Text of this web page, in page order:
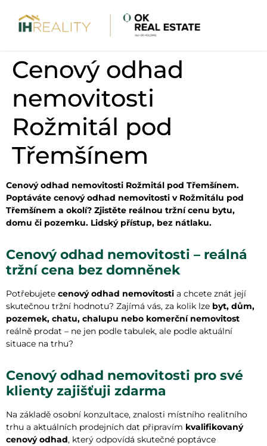
Cenový odhad
nemovitosti
Rožmitál pod
Třemšínem
Cenový odhad nemovitosti Rožmitál pod Třemšínem.
Poptáváte cenový odhad nemovitosti v Rožmitálu pod
Třemšínem a okolí? Zjistěte reálnou tržní cenu bytu,
domu či pozemku. Lidský přístup, bez nátlaku.
Cenový odhad nemovitosti – reálná
tržní cena bez domněnek
Potřebujete cenový odhad nemovitosti a chcete znát její
skutečnou tržní hodnotu? Zajímá vás, za kolik lze byt, dům,
pozemek, chatu, chalupu nebo komerční nemovitost
reálně prodat – ne jen podle tabulek, ale podle aktuální
situace na trhu?
Cenový odhad nemovitosti pro své
klienty zajišťuji zdarma
Na základě osobní konzultace, znalosti místního realitního
trhu a aktuálních prodejních dat připravím kvalifikovaný
cenový odhad, který odpovídá skutečné poptávce